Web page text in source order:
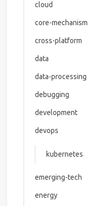
cloud
core-mechanism
cross-platform
data
data-processing
debugging
development
devops
kubernetes
emerging-tech
energy